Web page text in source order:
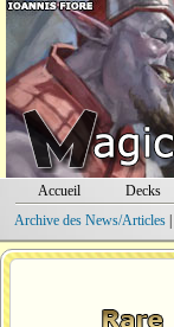
Accueil Decks
Archive des News/Articles|